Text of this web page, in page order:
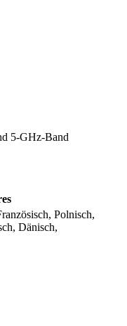
5-GHz-Band
Polnisch,
Dänisch,